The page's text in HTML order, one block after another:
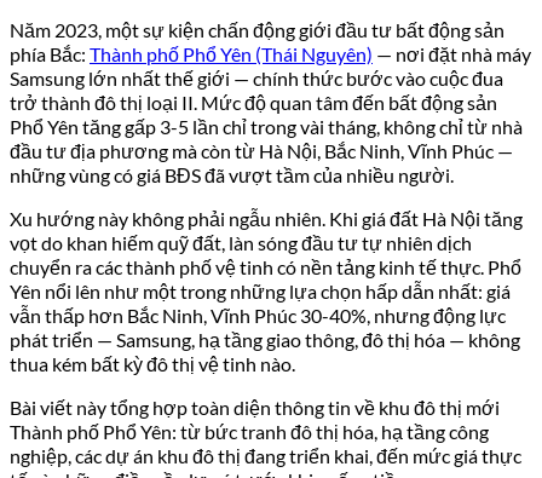
Năm 2023, một sự kiện chấn động giới đầu tư bất động sản
phía Bắc: Thành phố Phổ Yên (Thái Nguyên) — nơi đặt nhà máy
Samsung lớn nhất thế giới — chính thức bước vào cuộc đua
trở thành đô thị loại II. Mức độ quan tâm đến bất động sản
Phổ Yên tăng gấp 3-5 lần chỉ trong vài tháng, không chỉ từ nhà
đầu tư địa phương mà còn từ Hà Nội, Bắc Ninh, Vĩnh Phúc —
những vùng có giá BĐS đã vượt tầm của nhiều người.
Xu hướng này không phải ngẫu nhiên. Khi giá đất Hà Nội tăng
vọt do khan hiếm quỹ đất, làn sóng đầu tư tự nhiên dịch
chuyển ra các thành phố vệ tinh có nền tảng kinh tế thực. Phổ
Yên nổi lên như một trong những lựa chọn hấp dẫn nhất: giá
vẫn thấp hơn Bắc Ninh, Vĩnh Phúc 30-40%, nhưng động lực
phát triển — Samsung, hạ tầng giao thông, đô thị hóa — không
thua kém bất kỳ đô thị vệ tinh nào.
Bài viết này tổng hợp toàn diện thông tin về khu đô thị mới
Thành phố Phổ Yên: từ bức tranh đô thị hóa, hạ tầng công
nghiệp, các dự án khu đô thị đang triển khai, đến mức giá thực